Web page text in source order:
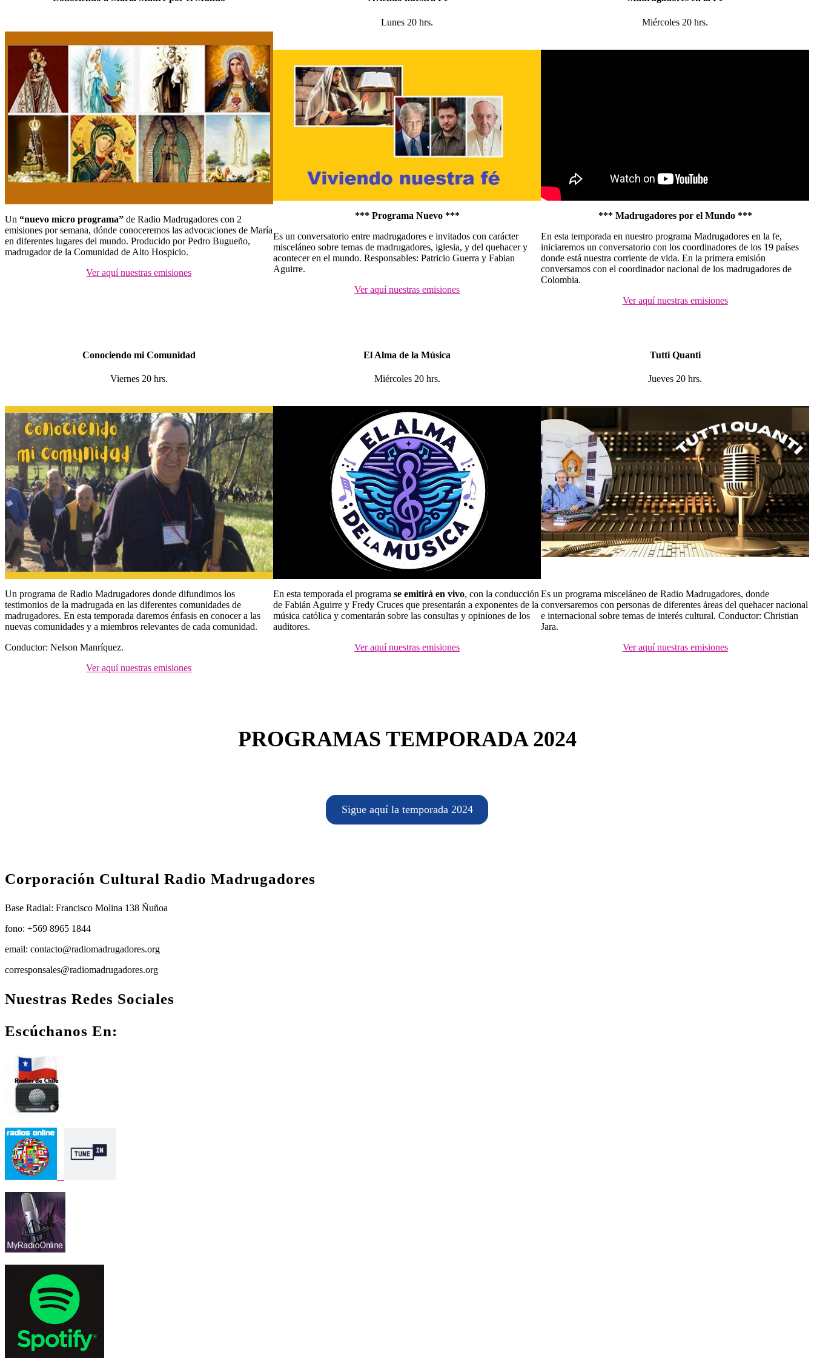
Un “nuevo micro programa” de Radio Madrugadores con 2
emisiones por semana, dónde conoceremos las advocaciones de María
en diferentes lugares del mundo. Producido por Pedro Bugueño,
madrugador de la Comunidad de Alto Hospicio.
Ver aquí nuestras emisiones
Lunes 20 hrs.
*** Programa Nuevo ***
Es un conversatorio entre madrugadores e invitados con carácter
misceláneo sobre temas de madrugadores, iglesia, y del quehacer y
acontecer en el mundo. Responsables: Patricio Guerra y Fabian
Aguirre.
Ver aquí nuestras emisiones
Miércoles 20 hrs.
*** Madrugadores por el Mundo ***
En esta temporada en nuestro programa Madrugadores en la fe,
iniciaremos un conversatorio con los coordinadores de los 19 países
donde está nuestra corriente de vida. En la primera emisión
conversamos con el coordinador nacional de los madrugadores de
Colombia.
Ver aquí nuestras emisiones
Conociendo mi Comunidad
Viernes 20 hrs.
Un programa de Radio Madrugadores donde difundimos los
testimonios de la madrugada en las diferentes comunidades de
madrugadores. En esta temporada daremos énfasis en conocer a las
nuevas comunidades y a miembros relevantes de cada comunidad.
Conductor: Nelson Manríquez.
Ver aquí nuestras emisiones
El Alma de la Música
Miércoles 20 hrs.
En esta temporada el programa se emitirá en vivo, con la conducción
de Fabián Aguirre y Fredy Cruces que presentarán a exponentes de la
música católica y comentarán sobre las consultas y opiniones de los
auditores.
Ver aquí nuestras emisiones
Tutti Quanti
Jueves 20 hrs.
Es un programa misceláneo de Radio Madrugadores, donde
conversaremos con personas de diferentes áreas del quehacer nacional
e internacional sobre temas de interés cultural. Conductor: Christian
Jara.
Ver aquí nuestras emisiones
PROGRAMAS TEMPORADA 2024
Sigue aquí la temporada 2024
Corporación Cultural Radio Madrugadores
Base Radial: Francisco Molina 138 Ñuñoa
fono: +569 8965 1844
email: contacto@radiomadrugadores.org
corresponsales@radiomadrugadores.org
Nuestras Redes Sociales
Facebook
Instagram
Youtube
Escúchanos En: